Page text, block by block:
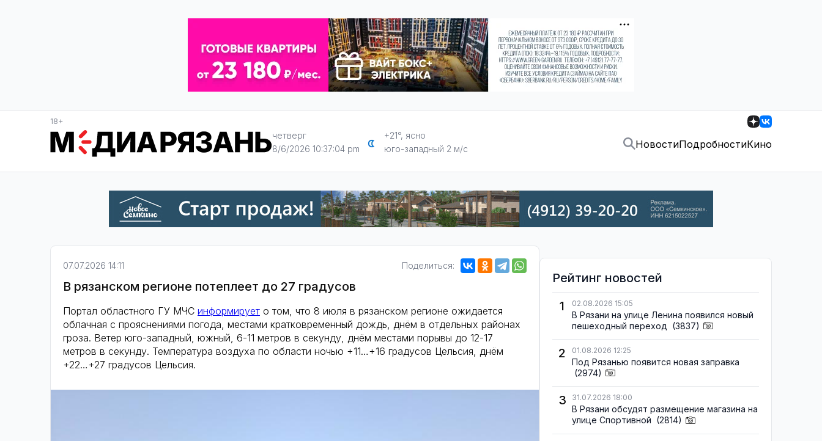
18+
четверг
8/6/2026 10:37:05 pm
+21°, ясно
юго-западный 2 м/с
НовостиПодробностиКино
07.07.2026 14:11 Поделиться:
В рязанском регионе потеплеет до 27 градусов
Портал областного ГУ МЧС информирует о том, что 8 июля в рязанском регионе ожидается
облачная с прояснениями погода, местами кратковременный дождь, днём в отдельных районах
гроза. Ветер юго-западный, южный, 6-11 метров в секунду, днём местами порывы до 12-17
метров в секунду. Температура воздуха по области ночью +11…+16 градусов Цельсия, днём
+22…+27 градусов Цельсия.
Рейтинг новостей
1
02.08.2026 15:05
В Рязани на улице Ленина появился новый
пешеходный переход (3837)
2 01.08.2026 12:25
Под Рязанью появится новая заправка
(2974)
3 31.07.2026 18:00
В Рязани обсудят размещение магазина на
улице Спортивной (2814)